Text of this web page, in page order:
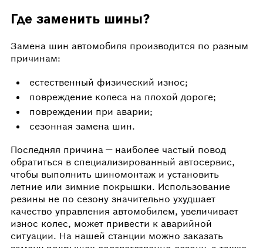
Где заменить шины?
Замена шин автомобиля производится по разным
причинам:
естественный физический износ;
повреждение колеса на плохой дороге;
повреждении при аварии;
сезонная замена шин.
Последняя причина — наиболее частый повод
обратиться в специализированный автосервис,
чтобы выполнить шиномонтаж и установить
летние или зимние покрышки. Использование
резины не по сезону значительно ухудшает
качество управления автомобилем, увеличивает
износ колес, может привести к аварийной
ситуации. На нашей станции можно заказать